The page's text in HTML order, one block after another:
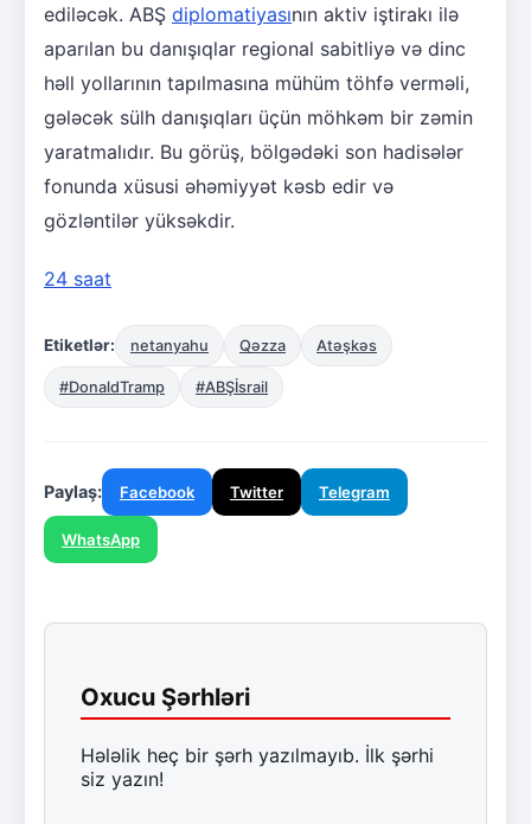
ediləcək. ABŞ diplomatiyasının aktiv iştirakı ilə
aparılan bu danışıqlar regional sabitliyə və dinc
həll yollarının tapılmasına mühüm töhfə verməli,
gələcək sülh danışıqları üçün möhkəm bir zəmin
yaratmalıdır. Bu görüş, bölgədəki son hadisələr
fonunda xüsusi əhəmiyyət kəsb edir və
gözləntilər yüksəkdir.
24 saat
Etiketlər: netanyahu Qəzza Atəşkəs
#DonaldTramp #ABŞİsrail
Paylaş: Facebook Twitter Telegram
WhatsApp
Oxucu Şərhləri
Hələlik heç bir şərh yazılmayıb. İlk şərhi
siz yazın!